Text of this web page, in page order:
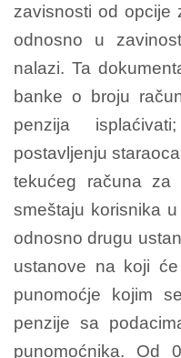
zavisnosti od opcije
odnosno u
nalazi. Ta
banke o broju
penzija
postavljenju
tekućeg računa za
smeštaju korisnika
odnosno drugu
ustanove na koji
punomoćje kojim
penzije sa
punomoćnika. Od